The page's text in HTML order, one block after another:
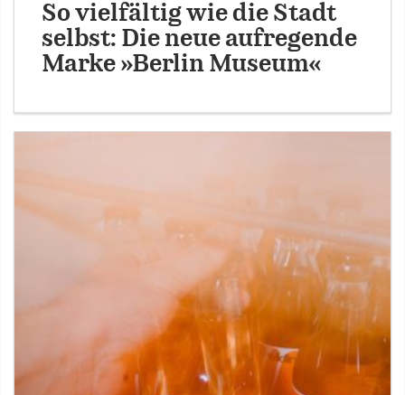
So vielfältig wie die Stadt
selbst: Die neue aufregende
Marke »Berlin Museum«